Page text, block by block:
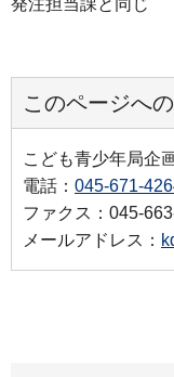
発注担当課と同じ
このページへ
こども青少年局企
電話： 045-671-
ファクス：045-
メールアドレス：